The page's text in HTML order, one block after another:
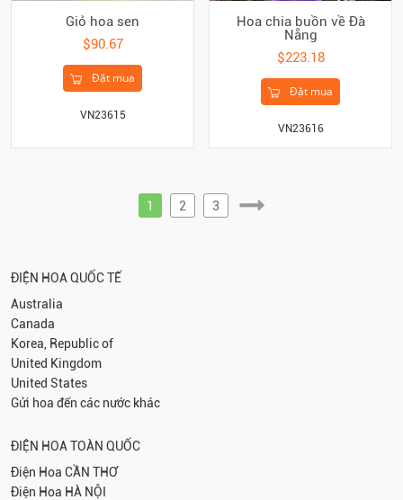
Giỏ hoa sen
$90.67
Đặt mua
VN23615
Hoa chia buồn về Đà
Nẵng
$223.18
Đặt mua
VN23616
1 2 3
ĐIỆN HOA QUỐC TẾ
Australia
Canada
Korea, Republic of
United Kingdom
United States
Gửi hoa đến các nước khác
ĐIỆN HOA TOÀN QUỐC
Điện Hoa CẦN THƠ
Điện Hoa HÀ NỘI